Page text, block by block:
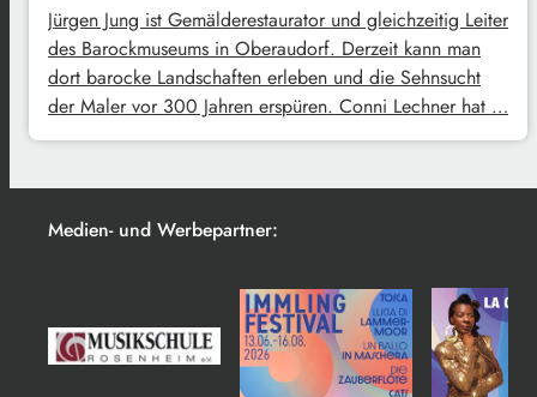
Jürgen Jung ist Gemälderestaurator und gleichzeitig Leiter
des Barockmuseums in Oberaudorf. Derzeit kann man
dort barocke Landschaften erleben und die Sehnsucht
der Maler vor 300 Jahren erspüren. Conni Lechner hat …
Medien- und Werbepartner: